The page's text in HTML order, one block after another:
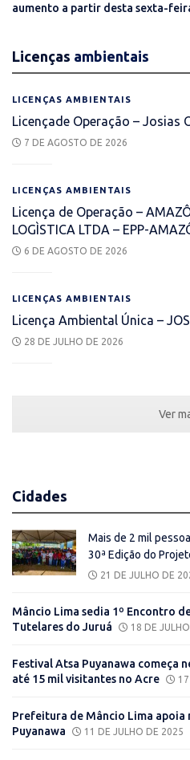
aumento a partir desta sexta-
Licenças ambientais
LICENÇAS AMBIENTAIS
Licençade Operação – Josias
7 DE AGOSTO DE 2026
LICENÇAS AMBIENTAIS
Licença de Operação –
LOGÌSTICA LTDA – EPP-
6 DE AGOSTO DE 2026
LICENÇAS AMBIENTAIS
Licença Ambiental Única –
28 DE JULHO DE 2026
Ver
Cidades
Mais de 2 mil
30ª Edição do
21 DE JULHO DE
Mâncio Lima sedia 1º Encontro
Tutelares do Juruá
18 DE
Festival Atsa Puyanawa começa
até 15 mil visitantes no Acre
Prefeitura de Mâncio Lima apoia
Puyanawa
11 DE JULHO DE 2025